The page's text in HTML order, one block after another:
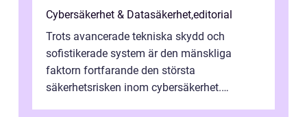
Cybersäkerhet & Datasäkerhet,editorial
Trots avancerade tekniska skydd och
sofistikerade system är den mänskliga
faktorn fortfarande den största
säkerhetsrisken inom cybersäkerhet.